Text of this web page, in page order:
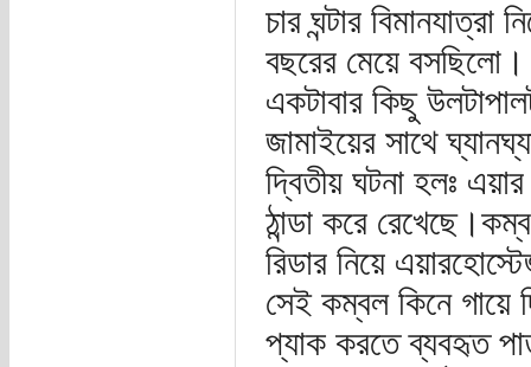
চার ঘন্টার
বছরের মেয়ে
একটাবার কিছু
জামাইয়ের সাথে
দ্বিতীয় ঘটনা হলঃ
ঠান্ডা করে
রিডার নিয়ে
সেই কম্বল কিনে গায়ে
প্যাক করতে ব্যবহৃত